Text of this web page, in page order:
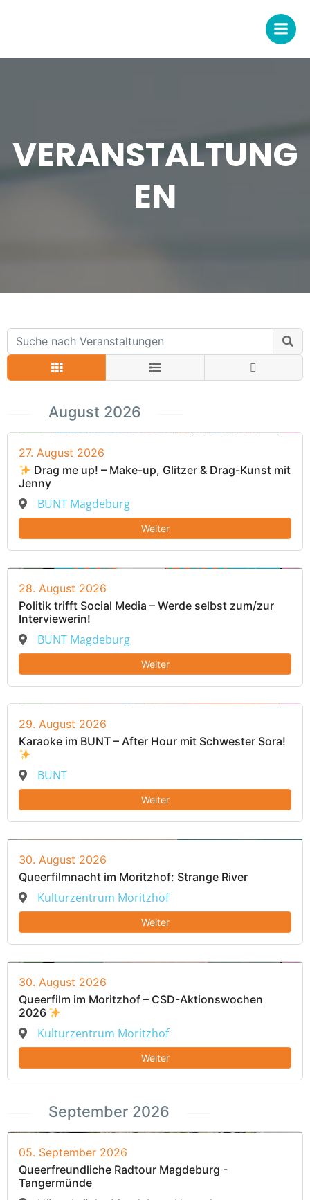
VERANSTALTUNG
EN
August 2026
27. August 2026
Drag me up! – Make-up, Glitzer & Drag-Kunst mit
Jenny
BUNT Magdeburg
Weiter
28. August 2026
Politik trifft Social Media – Werde selbst zum/zur
Interviewerin!
BUNT Magdeburg
Weiter
29. August 2026
Karaoke im BUNT – After Hour mit Schwester Sora!
BUNT
Weiter
30. August 2026
Queerfilmnacht im Moritzhof: Strange River
Kulturzentrum Moritzhof
Weiter
30. August 2026
Queerfilm im Moritzhof – CSD-Aktionswochen
2026
Kulturzentrum Moritzhof
Weiter
September 2026
05. September 2026
Queerfreundliche Radtour Magdeburg -
Tangermünde